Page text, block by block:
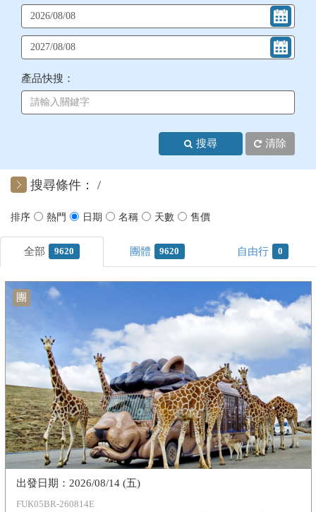
東南亞 +
美加紐澳 +
+
客製化行程
產品快搜：
搜尋 清除
搜尋條件：
9620 9620 0
團
FUK05BR-260814E
2026/08/14 (五)